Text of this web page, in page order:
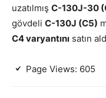
uzatılmış C-130J-30
gövdeli C-130J (C5)
C4 varyantını satın
Page Views: 605